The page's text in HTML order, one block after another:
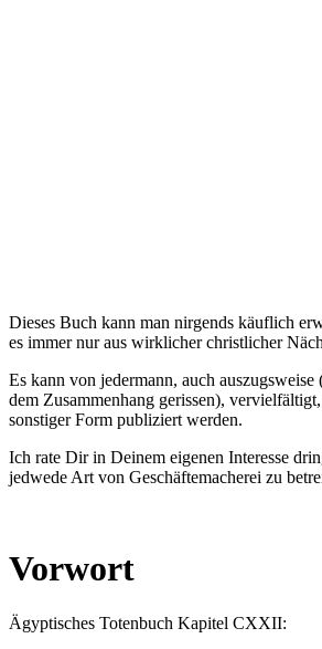
Dieses Buch kann man nirgends käuflich
es immer nur aus wirklicher christlicher
Es kann von jedermann, auch auszugsweise
dem Zusammenhang gerissen),
sonstiger Form publiziert werden.
Ich rate Dir in Deinem eigenen Interesse
jedwede Art von Geschäftemacherei zu
Vorwort
Ägyptisches Totenbuch Kapitel CXXII: